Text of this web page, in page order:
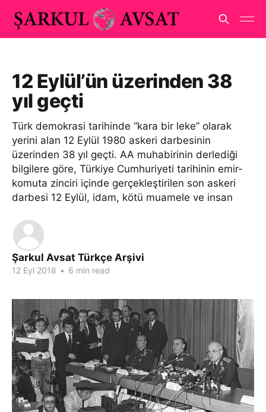
12 Eylül’ün üzerinden 38
yıl geçti
Türk demokrasi tarihinde “kara bir leke” olarak
yerini alan 12 Eylül 1980 askeri darbesinin
üzerinden 38 yıl geçti. AA muhabirinin derlediği
bilgilere göre, Türkiye Cumhuriyeti tarihinin emir-
komuta zinciri içinde gerçekleştirilen son askeri
darbesi 12 Eylül, idam, kötü muamele ve insan
Şarkul Avsat Türkçe Arşivi
12 Eyl 2018 • 6 min read